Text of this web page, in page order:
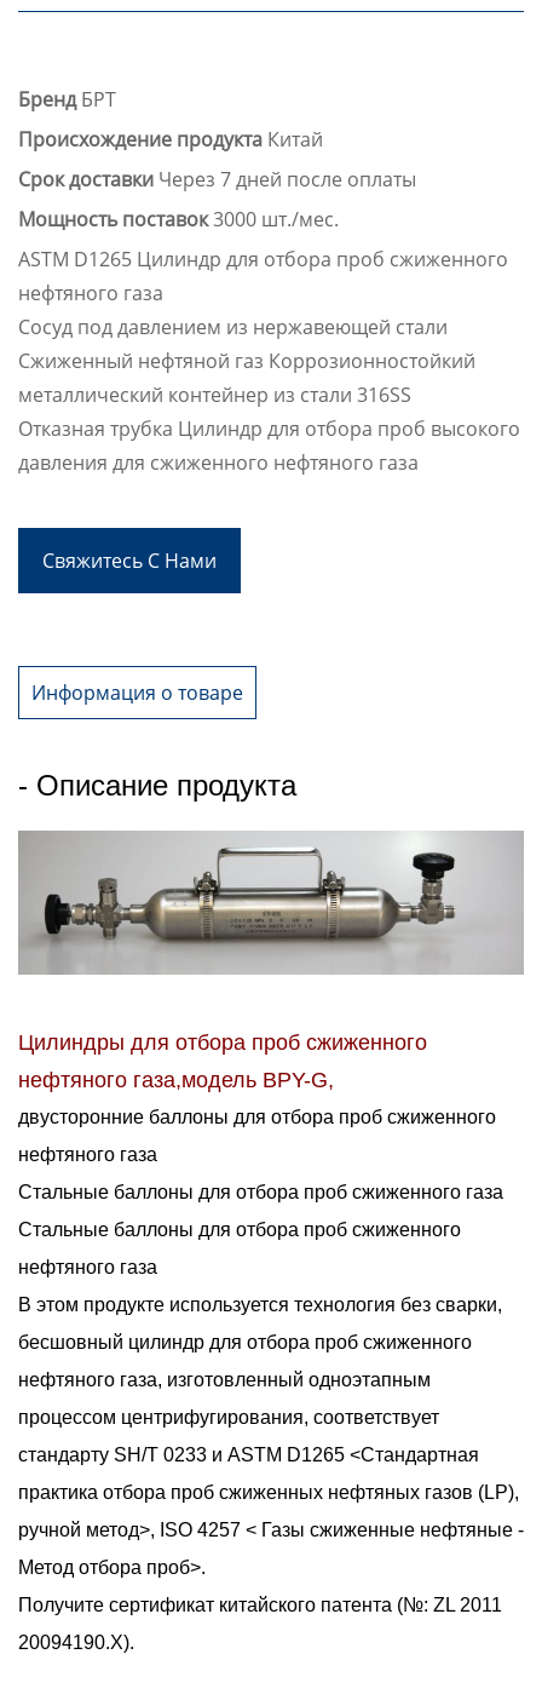
БрендБРТ
Происхождение продукта Китай
Срок доставки Через 7 дней после оплаты
Мощность поставок3000 шт./мес.
ASTM D1265 Цилиндр для отбора проб сжиженного
нефтяного газа
Сосуд под давлением из нержавеющей стали
Сжиженный нефтяной газ Коррозионностойкий
металлический контейнер из стали 316SS
Отказная трубка Цилиндр для отбора проб высокого
давления для сжиженного нефтяного газа
Свяжитесь С Нами
Информация о товаре
- Описание продукта
Цилиндры для отбора проб сжиженного
нефтяного газа,модель BPY-G,
двусторонние баллоны для отбора проб сжиженного
нефтяного газа
Стальные баллоны для отбора проб сжиженного газа
Стальные баллоны для отбора проб сжиженного
нефтяного газа
В этом продукте используется технология без сварки,
бесшовный цилиндр для отбора проб сжиженного
нефтяного газа, изготовленный одноэтапным
процессом центрифугирования, соответствует
стандарту SH/T 0233 и ASTM D1265 <Стандартная
практика отбора проб сжиженных нефтяных газов (LP),
ручной метод>, ISO 4257 < Газы сжиженные нефтяные -
Метод отбора проб>.
Получите сертификат китайского патента (№: ZL 2011
20094190.X).